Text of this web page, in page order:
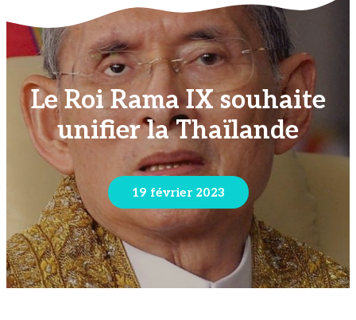
Le Roi Rama IX souhaite
unifier la Thaïlande
19 février 2023